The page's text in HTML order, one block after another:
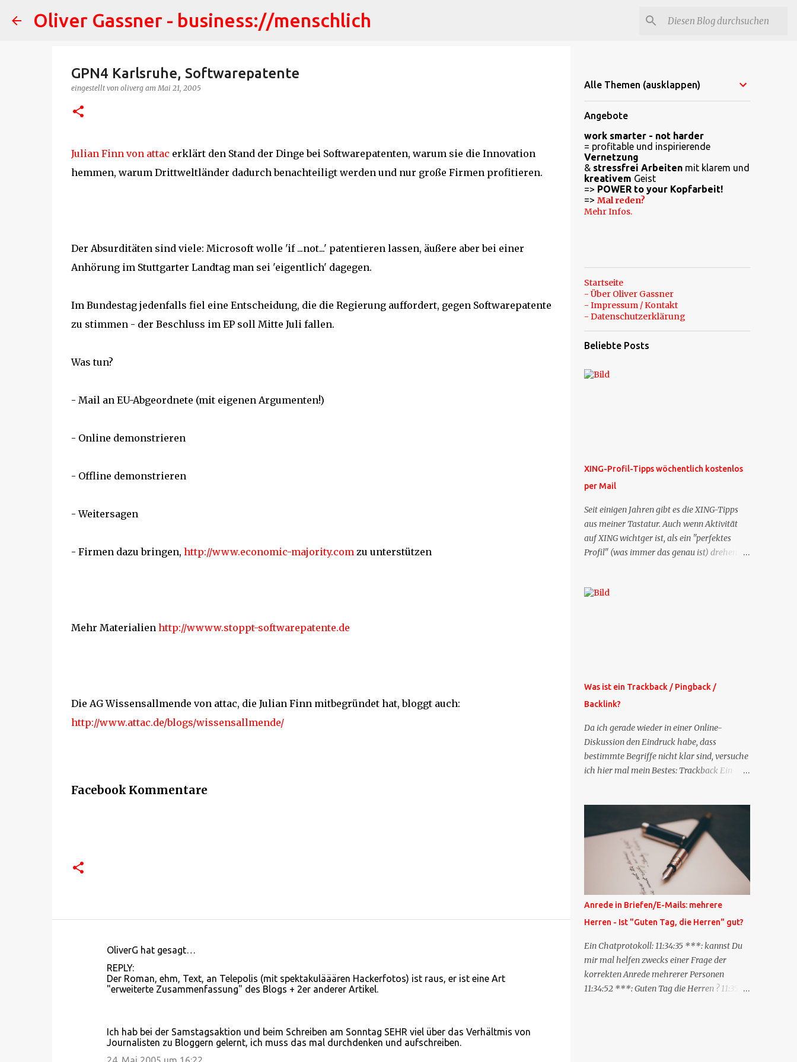
Direkt zum Hauptbereich
Oliver Gassner - business://menschlich
GPN4 Karlsruhe, Softwarepatente
eingestellt von oliverg amMai 21, 2005
Julian Finn von attac erklärt den Stand der Dinge bei Softwarepatenten, warum sie die Innovation
hemmen, warum Drittweltländer dadurch benachteiligt werden und nur große Firmen profitieren.
Der Absurditäten sind viele: Microsoft wolle 'if ...not...' patentieren lassen, äußere aber bei einer
Anhörung im Stuttgarter Landtag man sei 'eigentlich' dagegen.
Im Bundestag jedenfalls fiel eine Entscheidung, die die Regierung auffordert, gegen Softwarepatente
zu stimmen - der Beschluss im EP soll Mitte Juli fallen.
Was tun?
- Mail an EU-Abgeordnete (mit eigenen Argumenten!)
- Online demonstrieren
- Offline demonstrieren
- Weitersagen
- Firmen dazu bringen, http://www.economic-majority.comzu unterstützen
Mehr Materialien http://wwww.stoppt-softwarepatente.de
Die AG Wissensallmende von attac, die Julian Finn mitbegründet hat, bloggt auch:
http://www.attac.de/blogs/wissensallmende/
Facebook Kommentare
OliverG hat gesagt…
REPLY:
Der Roman, ehm, Text, an Telepolis (mit spektakulääären Hackerfotos) ist raus, er ist eine Art
"erweiterte Zusammenfassung" des Blogs + 2er anderer Artikel.
Ich hab bei der Samstagsaktion und beim Schreiben am Sonntag SEHR viel über das Verhältmis von
Journalisten zu Bloggern gelernt, ich muss das mal durchdenken und aufschreiben.
Alle Themen (ausklappen)
Angebote
work smarter - not harder
= profitable und inspirierende
Vernetzung
& stressfrei Arbeitenmit klarem und
kreativem Geist
=> POWER to your Kopfarbeit!
=> Mal reden?
Mehr Infos.
Startseite
- Über Oliver Gassner
- Impressum / Kontakt
- Datenschutzerklärung
Beliebte Posts
XING-Profil-Tipps wöchentlich kostenlos
per Mail
Seit einigen Jahren gibt es die XING-Tipps
aus meiner Tastatur. Auch wenn Aktivität
auf XING wichtger ist, als ein "perfektes
Profil" (was immer das genau ist) drehen
es jetzt die Profil-Fragen zu XING als eigene
Weitere Mailangebote dieser Art sehen Sie
auf meiner XING-Seite oder hier oben rechts
im Blog. Die Profilfragen werde ich
mittelfristig aus der normalen XING-Tipp-
Mail entfernen, da ich sie so nur an einer
Stelle pflegen muss.
Was ist ein Trackback / Pingback /
Backlink?
Da ich gerade wieder in einer Online-
Diskussion den Eindruck habe, dass
bestimmte Begriffe nicht klar sind, versuche
ich hier mal mein Bestes: Trackback Ein
besagt: "Lieber Blogeintrag, ich habe einen
Kommentar zu dir geschrieben, aber nicht
bei dir in den Kommentaren sondern in
meinem Blog. Bitte vermerke das doch,
damit deine Leser auch mal vorbeischauen,
was ich zu deinem Inhalt zu sagen hatte."
Diese Nachrichtenfunktion wird
'angestoßen' in dem 'mein' Blog an die
'TrackbackURL' des Anderen einen 'Ping'
schickt, d.h. ein paar Parameter übergibt
(URL meines Eintrags, Kurzzitat meines
Beitrags). Praktisch muss man nichts
Anderes tun, als die TrackbackURL beim
Anrede in Briefen/E-Mails: mehrere
Herren - Ist "Guten Tag, die Herren" gut?
Ein Chatprotokoll: 11:34:35 ***: kannst Du
mir mal helfen zwecks einer Frage der
korrekten Anrede mehrerer Personen
11:34:52 ***: Guten Tag die Herren ? 11:35:07